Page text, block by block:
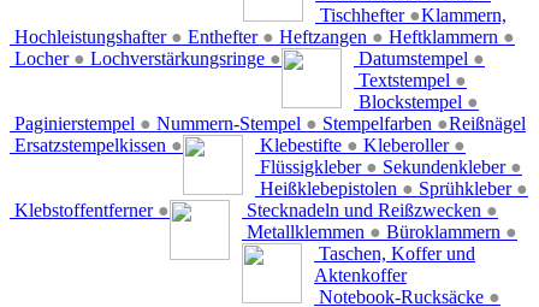
Tischhefter ●
Hochleistungshafter ● Enthefter ● Heftzangen ● Heftklammern ●
Locher ● Lochverstärkungsringe ● Datumstempel ●
Textstempel ●
Blockstempel ●
Paginierstempel ● Nummern-Stempel ● Stempelfarben ●
Ersatzstempelkissen ● Klebestifte ● Kleberoller ●
Flüssigkleber ● Sekundenkleber ●
Heißklebepistolen ● Sprühkleber ●
Klebstoffentferner ●
Klammern,
Reißnägel
Stecknadeln und Reißzwecken ●
Metallklemmen ● Büroklammern ●
Taschen, Koffer und
Aktenkoffer
Notebook-Rucksäcke ●